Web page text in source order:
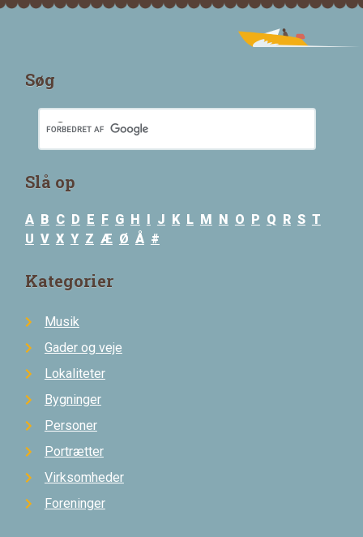
Søg
Slå op
A B C D E F G H J K L M N O P Q R S T
U V X Y Z Æ Ø Å #
Kategorier
Musik
Gader og veje
Lokaliteter
Bygninger
Personer
Portrætter
Virksomheder
Foreninger